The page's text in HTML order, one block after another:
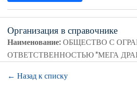
Организация в справочнике
Наименование:ОБЩЕСТВО С
ОТВЕТСТВЕННОСТЬЮ "МЕГА
← Назад к списку